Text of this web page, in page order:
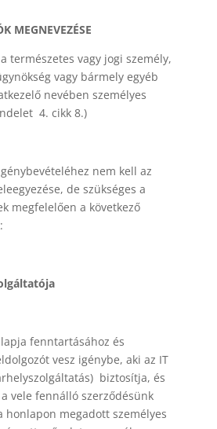
MEGNEVEZÉSE
természetes vagy jogi személy,
vagy bármely egyéb
nevében személyes
4. cikk 8.)
nem kell az
de szükséges a
megfelelően a következő
fenntartásához és
vesz igénybe, aki az IT
biztosítja, és
vele fennálló szerződésünk
honlapon megadott személyes